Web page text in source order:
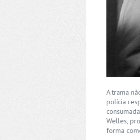
A trama
polícia
Welles,
forma